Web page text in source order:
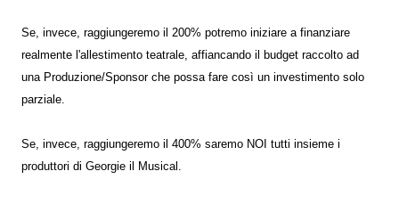
Se, invece, raggiungeremo il 200% potremo iniziare a finanziare
realmente l'allestimento teatrale, affiancando il budget raccolto ad
una Produzione/Sponsor che possa fare così un investimento solo
parziale.
Se, invece, raggiungeremo il 400% saremo NOI tutti insieme i
produttori di Georgie il Musical.